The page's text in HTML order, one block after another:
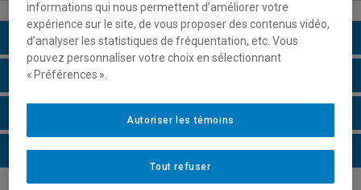
Description du cours
Horaire - Été 2026
Horaire - Automne 2026
Horaire - Hiver 2027
informations qui nous permettent d’améliorer votre
expérience sur le site, de vous proposer des contenus vidéo,
d’analyser les statistiques de fréquentation, etc. Vous
pouvez personnaliser votre choix en sélectionnant
« Préférences ».
Tout refuser
Autoriser les témoins